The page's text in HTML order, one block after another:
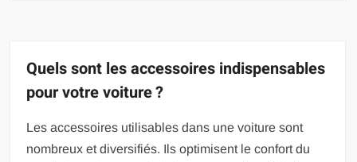
Quels sont les accessoires indispensables
pour votre voiture ?
Les accessoires utilisables dans une voiture sont
nombreux et diversifiés. Ils optimisent le confort du